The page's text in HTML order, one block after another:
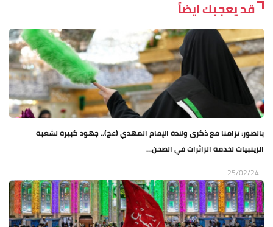
قد يعجبك ايضاً
بالصور: تزامنا مع ذكرى ولادة الإمام المهدي (عج).. جهود كبيرة لشعبة
الزينبيات لخدمة الزائرات في الصحن...
25/02/24